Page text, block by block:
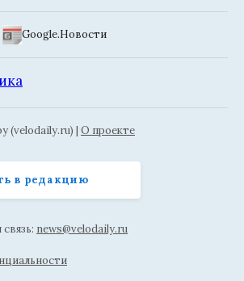
Google.Новости
(velodaily.ru) | О проекте
в редакцию
news@velodaily.ru